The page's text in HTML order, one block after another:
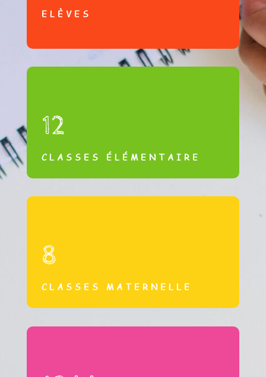
ELÈVES
12
CLASSES ÉLÉMENTAIRE
8
CLASSES MATERNELLE